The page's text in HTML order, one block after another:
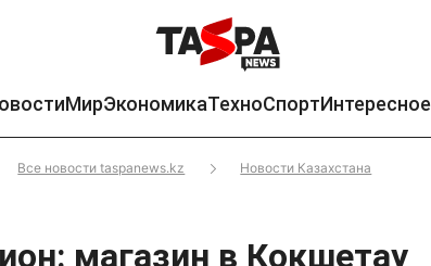
МирЭкономикаТехноСпортИнтересное
Все новости taspanews.kz Новости Казахстана
магазин в Кокшетау